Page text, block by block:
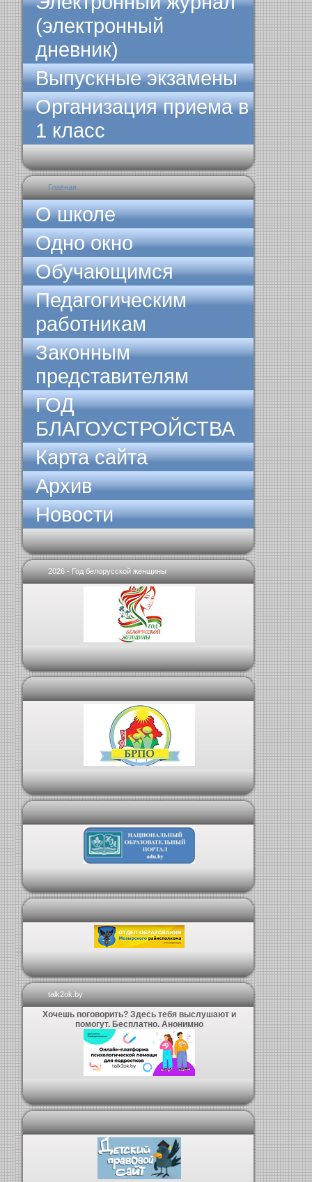
(электронный
дневник)
Выпускные экзамены
Организация приема в
1 класс
Главная
О школе
Одно окно
Обучающимся
Педагогическим
работникам
Законным
представителям
ГОД
БЛАГОУСТРОЙСТВА
Карта сайта
Архив
Новости
2026 - Год белорусской женщины
talk2ok.by
Хочешь поговорить? Здесь тебя выслушают и
помогут. Бесплатно. Анонимно